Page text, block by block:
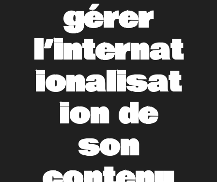
gérer
l’internat
ionalisat
ion de
son